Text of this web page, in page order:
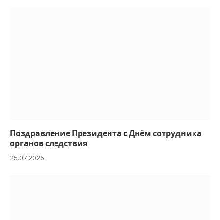
Поздравление Президента с Днём сотрудника
органов следствия
25.07.2026